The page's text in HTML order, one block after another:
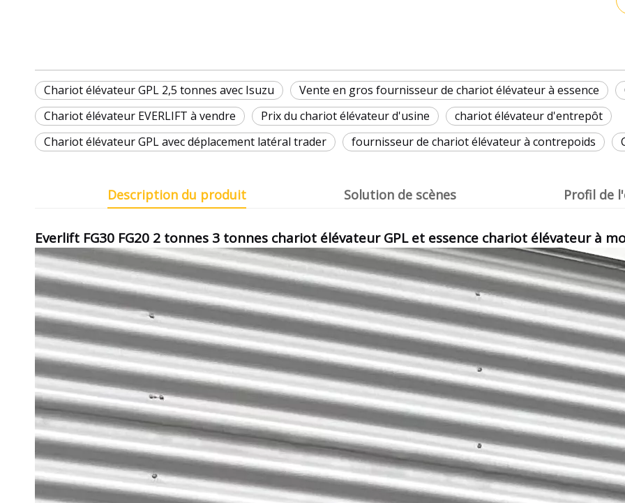
Chariot élévateur GPL 2,5 tonnes avec Isuzu Vente en gros fournisseur de chariot élévateur à essence
Chariot élévateur EVERLIFT à vendre
Prix ​​​​du chariot élévateur d'usine
chariot élévateur d'entrepôt
Chariot élévateur GPL avec déplacement latéral trader
fournisseur de chariot élévateur à contrepoids
Description du produit Solution de scènes Profil de
Everlift FG30 FG20 2 tonnes 3 tonnes chariot élévateur GPL et essence chariot élévateur à